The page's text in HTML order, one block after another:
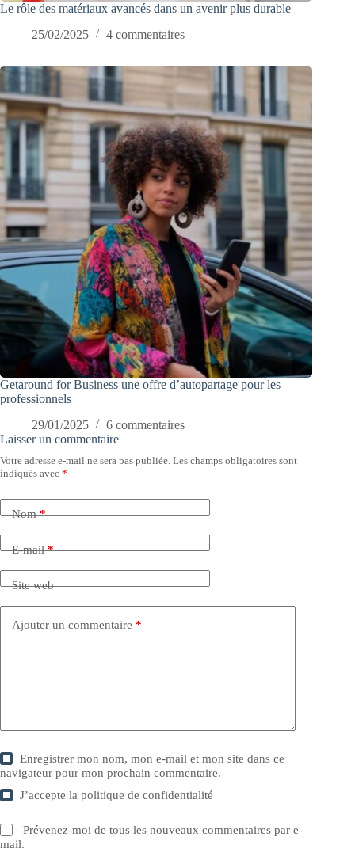
Le rôle des matériaux avancés dans un avenir plus durable
25/02/2025
4 commentaires
Getaround for Business une offre d’autopartage pour les
professionnels
29/01/2025
6 commentaires
Laisser un commentaire
Votre adresse e-mail ne sera pas publiée. Les champs obligatoires sont
indiqués avec *
Nom*
E-mail*
Site web
Ajouter un commentaire *
Enregistrer mon nom, mon e-mail et mon site dans ce
navigateur pour mon prochain commentaire.
J’accepte lapolitique de confidentialité
Prévenez-moi de tous les nouveaux commentaires par e-
mail.